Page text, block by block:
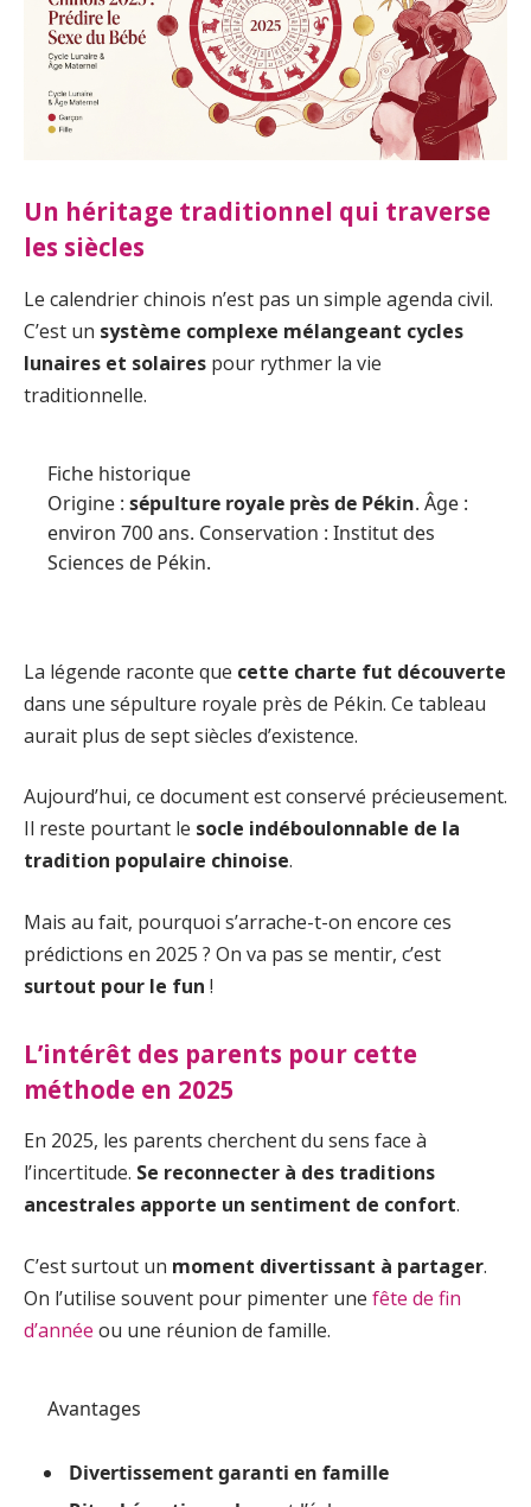
Un héritage traditionnel qui traverse
les siècles
Le calendrier chinois n’est pas un simple agenda civil.
C’est un système complexe mélangeant cycles
lunaires et solaires pour rythmer la vie
traditionnelle.
Fiche historique
Origine : sépulture royale près de Pékin. Âge :
environ 700 ans. Conservation : Institut des
Sciences de Pékin.
La légende raconte que cette charte fut découverte
dans une sépulture royale près de Pékin. Ce tableau
aurait plus de sept siècles d’existence.
Aujourd’hui, ce document est conservé précieusement.
Il reste pourtant le socle indéboulonnable de la
tradition populaire chinoise.
Mais au fait, pourquoi s’arrache-t-on encore ces
prédictions en 2025 ? On va pas se mentir, c’est
surtout pour le fun !
L’intérêt des parents pour cette
méthode en 2025
En 2025, les parents cherchent du sens face à
l’incertitude. Se reconnecter à des traditions
ancestrales apporte un sentiment de confort.
C’est surtout un moment divertissant à partager.
On l’utilise souvent pour pimenter une fête de fin
d’année ou une réunion de famille.
Avantages
Divertissement garanti en famille